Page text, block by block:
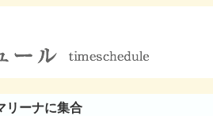
リーナに集合